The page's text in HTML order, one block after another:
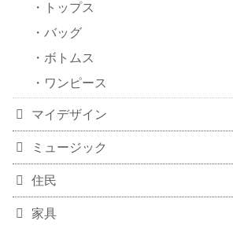
トップス
バッグ
ボトムス
ワンピース
マイデザイン
ミュージック
住民
家具